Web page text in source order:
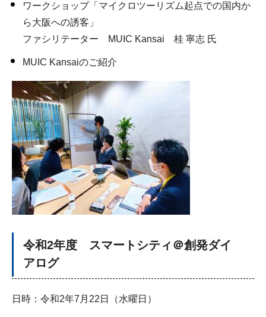
ワークショップ「マイクロツーリズム起点での国内か
ら大阪への誘客」
ファシリテーター MUIC Kansai 桂 寧志 氏
MUIC Kansaiのご紹介
令和2年度 スマートシティ＠創発ダイ
アログ
日時：令和2年7月22日（水曜日）